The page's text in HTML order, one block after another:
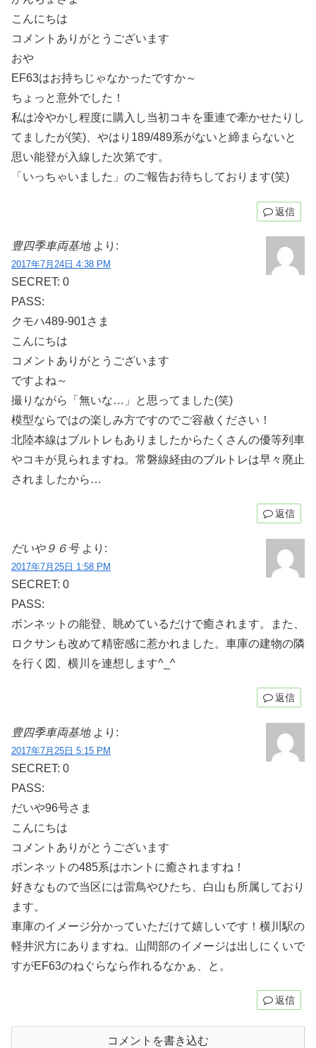
こんにちは
コメントありがとうございます
おや
EF63はお持ちじゃなかったですか～
ちょっと意外でした！
私は冷やかし程度に購入し当初コキを重連で牽かせたりし
てましたが(笑)、やはり189/489系がないと締まらないと
思い能登が入線した次第です。
「いっちゃいました」のご報告お待ちしております(笑)
返信
豊四季車両基地 より:
2017年7月24日 4:38 PM
SECRET: 0
PASS:
クモハ489-901さま
こんにちは
コメントありがとうございます
ですよね～
撮りながら「無いな…」と思ってました(笑)
模型ならではの楽しみ方ですのでご容赦ください！
北陸本線はブルトレもありましたからたくさんの優等列車
やコキが見られますね。常磐線経由のブルトレは早々廃止
されましたから…
返信
だいや９６号 より:
2017年7月25日 1:58 PM
SECRET: 0
PASS:
ボンネットの能登、眺めているだけで癒されます。また、
ロクサンも改めて精密感に惹かれました。車庫の建物の隣
を行く図、横川を連想します^_^
返信
豊四季車両基地 より:
2017年7月25日 5:15 PM
SECRET: 0
PASS:
だいや96号さま
こんにちは
コメントありがとうございます
ボンネットの485系はホントに癒されますね！
好きなもので当区には雷鳥やひたち、白山も所属しており
ます。
車庫のイメージ分かっていただけて嬉しいです！横川駅の
軽井沢方にありますね。山間部のイメージは出しにくいで
すがEF63のねぐらなら作れるなかぁ、と。
返信
コメントを書き込む